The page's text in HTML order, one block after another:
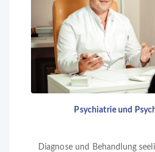
Psychiatrie und
Diagnose und Behandlung